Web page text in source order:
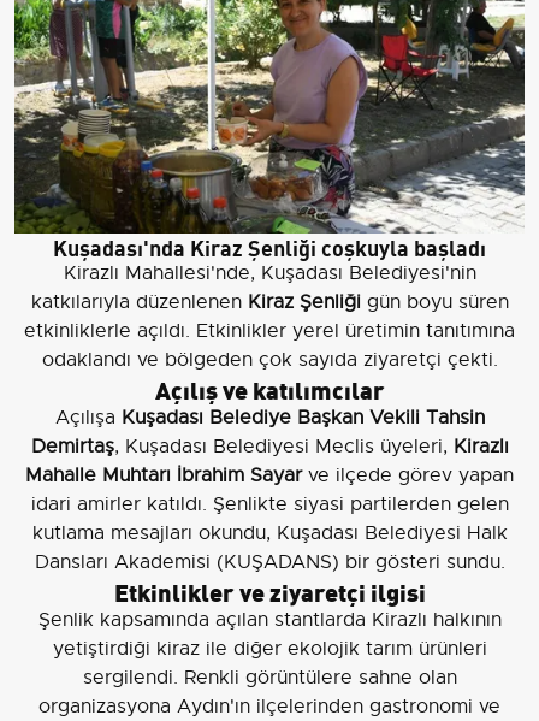
Kuşadası'nda Kiraz Şenliği coşkuyla başladı
Kirazlı Mahallesi'nde, Kuşadası Belediyesi'nin
katkılarıyla düzenlenen Kiraz Şenliğigün boyu süren
etkinliklerle açıldı. Etkinlikler yerel üretimin tanıtımına
odaklandı ve bölgeden çok sayıda ziyaretçi çekti.
Açılış ve katılımcılar
Açılışa Kuşadası Belediye Başkan Vekili Tahsin
Demirtaş, Kuşadası Belediyesi Meclis üyeleri, Kirazlı
Mahalle Muhtarı İbrahim Sayarve ilçede görev yapan
idari amirler katıldı. Şenlikte siyasi partilerden gelen
kutlama mesajları okundu, Kuşadası Belediyesi Halk
Dansları Akademisi (KUŞADANS) bir gösteri sundu.
Etkinlikler ve ziyaretçi ilgisi
Şenlik kapsamında açılan stantlarda Kirazlı halkının
yetiştirdiği kiraz ile diğer ekolojik tarım ürünleri
sergilendi. Renkli görüntülere sahne olan
organizasyona Aydın'ın ilçelerinden gastronomi ve